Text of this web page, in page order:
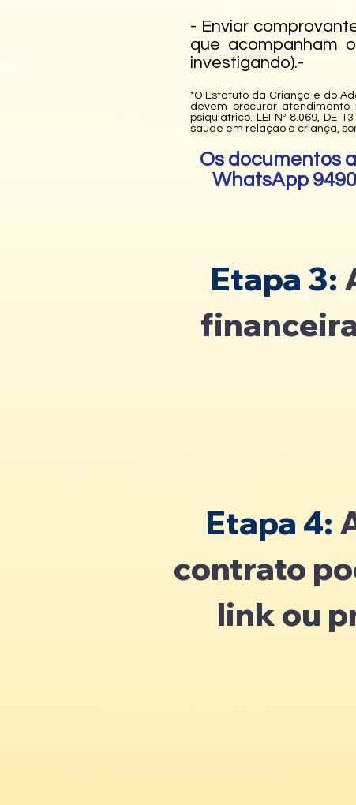
- Enviar
que acompanham
investigando).-
*O Estatuto da Criança e do
devem procurar
psiquiátrico. LEI Nº 8.069, DE
saúde em relação à criança,
Os documentos
WhatsApp
Etapa 3:
Etapa 4:
contrato
link ou